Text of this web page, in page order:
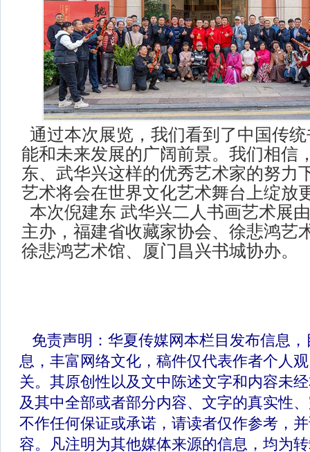
通过本次展览，我们看到了中国传
能和未来发展的广阔前景。我们相信
东、武华兴这样的优秀艺术家的努力
艺术将会在世界文化艺术舞台上绽放
本次倪建东 武华兴二人书画艺术展
主办，福建省收藏家协会、徐悲鸿艺
徐悲鸿艺术馆、厦门昌兴书城协办。
免责声明：华夏传媒网本栏目发布信息
息，丰富网络文化，稿件仅代表作者个人
关。其原创性以及文中陈述文字和内容未
及其中全部或者部分内容、文字的真实性
不作任何保证或承诺，请读者仅作参考，
容。凡注明为其他媒体来源的信息，均为